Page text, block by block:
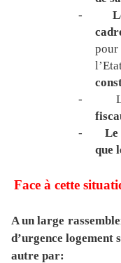
-
-
-
Le
que
Face à cette
A un large
d’urgence logement
autre par: